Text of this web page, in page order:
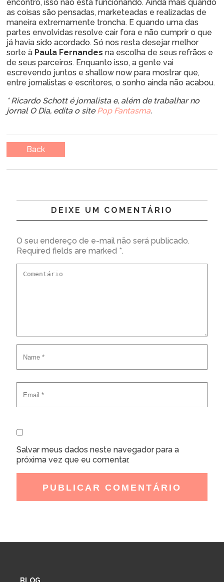
encontro, isso não está funcionando. Ainda mais quando
as coisas são pensadas, marketeadas e realizadas de
maneira extremamente troncha. E quando uma das
partes envolvidas resolve cair fora e não cumprir o que
já havia sido acordado. Só nos resta desejar melhor
sorte à Paula Fernandes na escolha de seus refrãos e
de seus parceiros. Enquanto isso, a gente vai
escrevendo juntos e shallow now para mostrar que,
entre jornalistas e escritores, o sonho ainda não acabou.
* Ricardo Schott é jornalista e, além de trabalhar no
jornal O Dia, edita o sitePop Fantasma.
Back
DEIXE UM COMENTÁRIO
O seu endereço de e-mail não será publicado.
Required fields are marked *.
Salvar meus dados neste navegador para a
próxima vez que eu comentar.